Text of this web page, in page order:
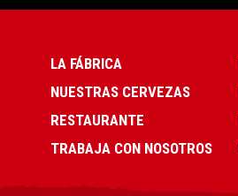
LA FÁBRICA
NUESTRAS CERVEZAS
RESTAURANTE
TRABAJA CON NOSOTROS